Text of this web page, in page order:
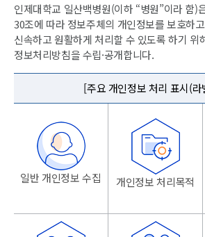
인제대학교 일산백병원(이하 “병원”이라 함)
30조에 따라 정보주체의 개인정보를 보호하
신속하고 원활하게 처리할 수 있도록 하기 위
정보처리방침을 수립·공개합니다.
[주요 개인정보 처리 표시(라
일반 개인정보 수집 개인정보 처리목적